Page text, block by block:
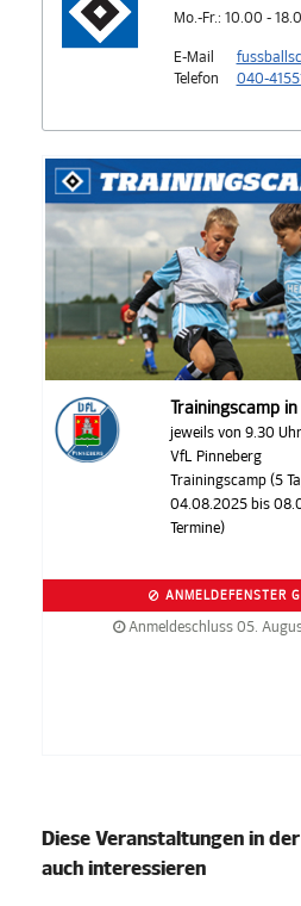
Mo.-Fr.: 10.00 -
E-Mail
Telefon
040-
Trainingscamp
jeweils von 9.30
VfL Pinneberg
Trainingscamp (5
04.08.2025 bis
Termine)
ANMELDEFENSTER
Anmeldeschluss 05.
Diese Veranstaltungen in
auch interessieren